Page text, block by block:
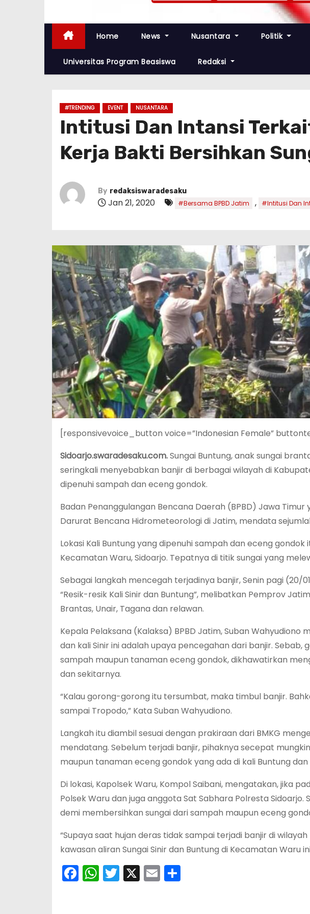
Home News Nusantara Politik
Universitas Program Beasiswa Redaksi
#TRENDING EVENT NUSANTARA
Intitusi Dan Intansi
Kerja Bakti Bersihkan
By redaksiswaradesaku
Jan 21, 2020 #Bersama BPBD Jatim , #Intitusi Dan
[responsivevoice_button voice=”Indonesian Female”
Sidoarjo.swaradesaku.com.Sungai Buntung, anak sungai
seringkali menyebabkan banjir di berbagai wilayah di
dipenuhi sampah dan eceng gondok.
Badan Penanggulangan Bencana Daerah (BPBD) Jawa
Darurat Bencana Hidrometeorologi di Jatim, mendata
Lokasi Kali Buntung yang dipenuhi sampah dan eceng gondok
Kecamatan Waru, Sidoarjo. Tepatnya di titik sungai yang
Sebagai langkah mencegah terjadinya banjir, Senin pagi (20/
“Resik-resik Kali Sinir dan Buntung”, melibatkan Pemprov
Brantas, Unair, Tagana dan relawan.
Kepala Pelaksana (Kalaksa) BPBD Jatim, Suban
dan kali Sinir ini adalah upaya pencegahan dari banjir.
sampah maupun tanaman eceng gondok, dikhawatirkan
dan sekitarnya.
“Kalau gorong-gorong itu tersumbat, maka timbul banjir.
sampai Tropodo,” Kata Suban Wahyudiono.
Langkah itu diambil sesuai dengan prakiraan dari BMKG
mendatang. Sebelum terjadi banjir, pihaknya secepat
maupun tanaman eceng gondok yang ada di kali Buntung dan
Di lokasi, Kapolsek Waru, Kompol Saibani, mengatakan, jika
Polsek Waru dan juga anggota Sat Sabhara Polresta Sidoarjo.
demi membersihkan sungai dari sampah maupun eceng
“Supaya saat hujan deras tidak sampai terjadi banjir di
kawasan aliran Sungai Sinir dan Buntung di Kecamatan Waru
F
a
W
h
T
w
X E
m